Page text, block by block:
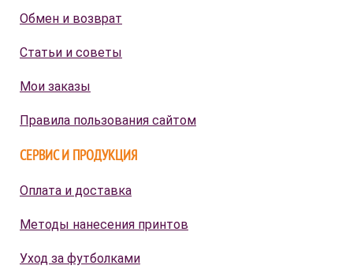
Обмен и возврат
Статьи и советы
Мои заказы
Правила пользования сайтом
СЕРВИС И ПРОДУКЦИЯ
Оплата и доставка
Методы нанесения принтов
Уход за футболками